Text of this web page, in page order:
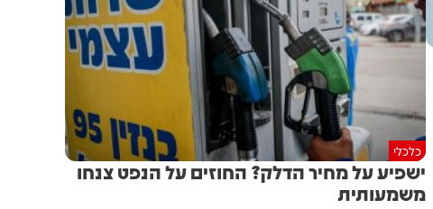
כלכלי
ישפיע על מחיר הדלק? החוזים על הנפט צנחו
משמעותית